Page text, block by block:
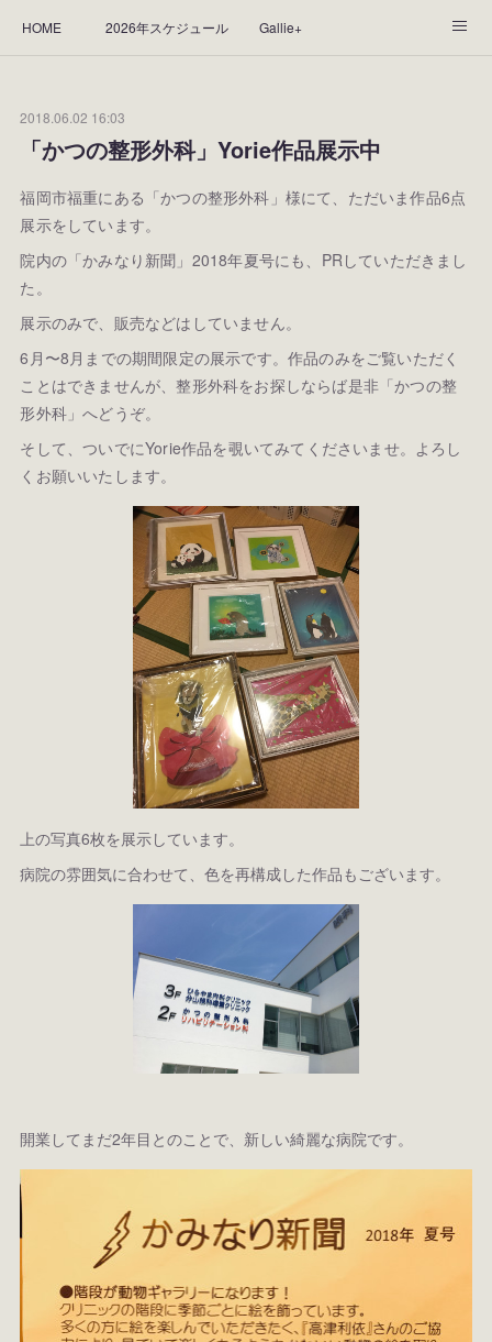
HOME 2026年スケジュール Gallie+
CGArt作品って？
“Kasane Style Art”って？ Yorie's Tapestry Yorie's Goods
2024年 の足跡
2021あしあと 2020年あしあと 2019年足あと
2018年あしあと
2018.06.02 16:03
「かつの整形外科」Yorie作品展示中
福岡市福重にある「かつの整形外科」様にて、ただいま作品6点
展示をしています。
院内の「かみなり新聞」2018年夏号にも、PRしていただきまし
た。
展示のみで、販売などはしていません。
6月〜8月までの期間限定の展示です。作品のみをご覧いただく
ことはできませんが、整形外科をお探しならば是非「かつの整
形外科」へどうぞ。
そして、ついでにYorie作品を覗いてみてくださいませ。よろし
くお願いいたします。
上の写真6枚を展示しています。
病院の雰囲気に合わせて、色を再構成した作品もございます。
開業してまだ2年目とのことで、新しい綺麗な病院です。